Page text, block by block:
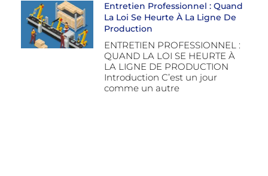
Entretien Professionnel : Quand
La Loi Se Heurte À La Ligne De
Production
ENTRETIEN PROFESSIONNEL :
QUAND LA LOI SE HEURTE À
LA LIGNE DE PRODUCTION
Introduction C’est un jour
comme un autre